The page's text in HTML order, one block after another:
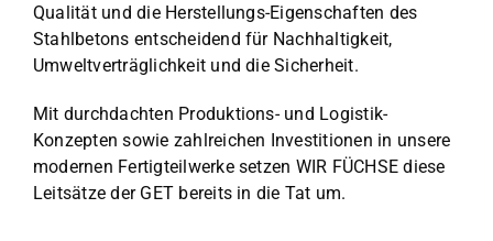
Qual­ität und die Her­stel­lungs-Eigen­schaften des
Stahlbe­tons entschei­dend für Nach­haltigkeit,
Umweltverträglichkeit und die Sicher­heit.
Mit durch­dacht­en Pro­duk­tions- und Logis­tik-
Konzepten sowie zahlre­ichen Investi­tio­nen in unsere
mod­er­nen Fer­tigteil­w­erke set­zen WIR FÜCHSE diese
Leit­sätze der GET bere­its in die Tat um.